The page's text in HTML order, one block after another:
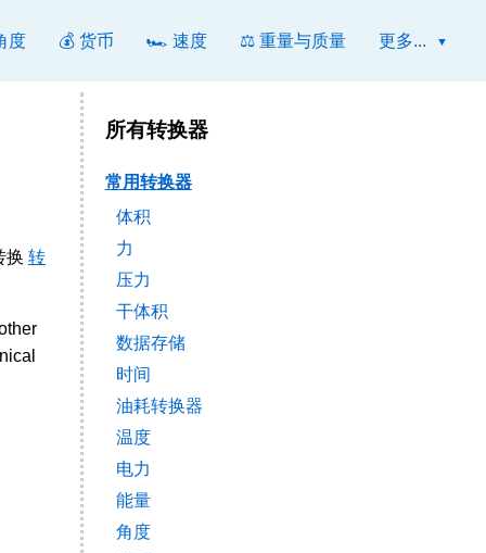
度 💰 货币 🏎️ 速度 ⚖️ 重量与质量 更多...
换 转
所有转换器
常用转换器
体积
力
压力
干体积
数据存储
时间
油耗转换器
温度
电力
能量
角度